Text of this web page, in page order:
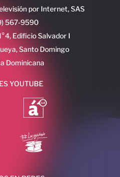
por Internet, SAS
567-9590
Edificio Salvador I
Santo Domingo
Dominicana
YOUTUBE